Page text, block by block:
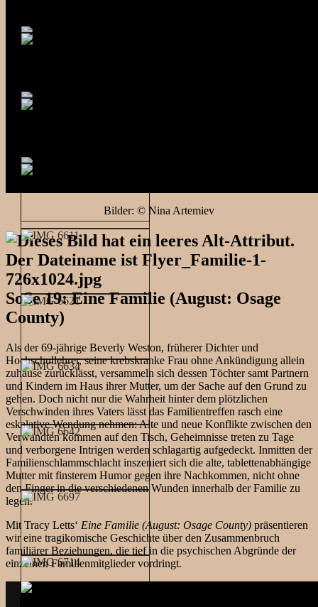
Bilder: © Nina Artemiev
SoSe 19: Eine Familie (August: Osage
County)
Als der 69-jährige Beverly Weston, früherer Dichter und
Hochschullehrer, seine krebskranke Frau ohne Ankündigung allein
zuhause zurücklässt, versammeln sich dessen Töchter samt Partnern
und Kindern im Haus ihrer Mutter, um der Sache auf den Grund zu
gehen. Doch nicht nur die Wahrheit hinter dem plötzlichen
Verschwinden ihres Vaters lässt das Familientreffen rasch eine
eskalative Wendung nehmen: Alte und neue Konflikte zwischen den
Verwandten kommen auf den Tisch, Geheimnisse treten zu Tage
und verborgene Intrigen werden schlagartig aufgedeckt. Inmitten der
Familienschlammschlacht inszeniert sich die alte, tablettenabhängige
Mutter mit finsterem Humor gegen ihre Nachkommen, nicht ohne
den Finger in die verschiedenen Wunden innerhalb der Familie zu
legen.
Mit Tracy Letts‘ Eine Familie (August: Osage County) präsentieren
wir eine tragikomische Geschichte über den Zusammenbruch
familiärer Beziehungen, die tief in die psychischen Abgründe der
einzelnen Familienmitglieder vordringt.